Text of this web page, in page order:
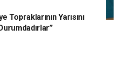
Yarısını